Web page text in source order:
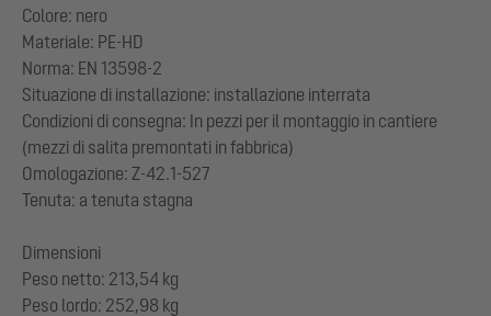
Colore: nero
Materiale: PE-HD
Norma: EN 13598-2
Situazione di installazione: installazione interrata
Condizioni di consegna: In pezzi per il montaggio in cantiere
(mezzi di salita premontati in fabbrica)
Omologazione: Z-42.1-527
Tenuta: a tenuta stagna
Dimensioni
Peso netto: 213,54 kg
Peso lordo: 252,98 kg